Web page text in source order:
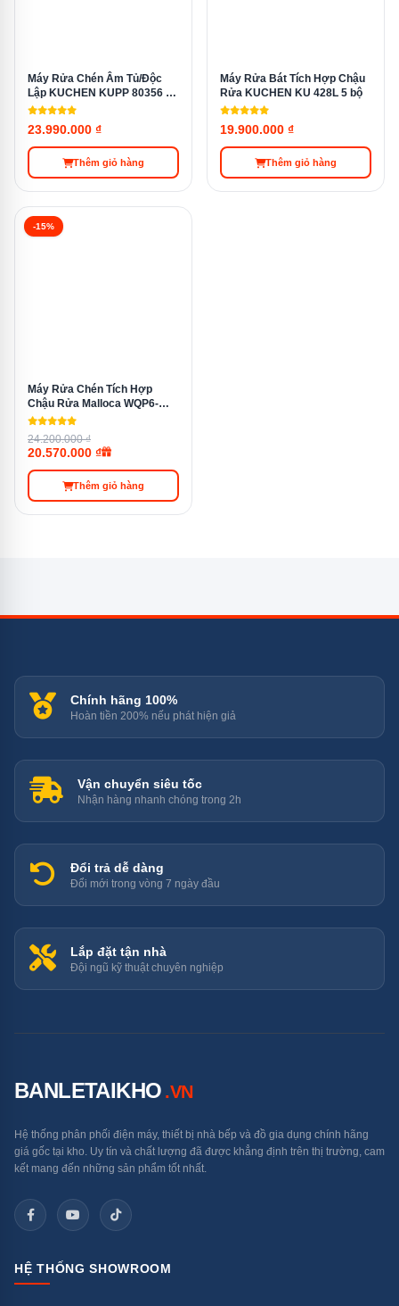
trong từng vật dụng.
Máy rửa bát tích hợp chậu rửa KUCHEN KU X6-3 6 bộ dùng
sóng siêu âm để diệt vi khuẩn
chạm vào sản phẩm. Ngoài ra, máy rửa bát tích hợp
chậu rửa KUCHEN KU X6-3 6 bộ còn trang bị bảng điều
Bên cạnh đó, hệ thống sẽ tự động ngắt nguồn nước khi
có nguy cơ rò rỉ để tránh tình trạng chập điện.
Máy rửa bát tích hợp chậu rửa KUCHEN KU X6-3 6 bộ tích
Mức tiêu thụ nhiên liệu thấp
Máy Rửa Chén Âm Tủ/Độc
Lập KUCHEN KUPP 80356 13
bộ
23.990.000 ₫
Thêm giỏ hàng
Máy Rửa Bát Tích Hợp Chậu
Rửa KUCHEN KU 428L 5 bộ
19.900.000 ₫
Thêm giỏ hàng
-15%
Máy Rửa Chén Tích Hợp
Chậu Rửa Malloca WQP6-
890F3
24.200.000 ₫
20.570.000 ₫
Thêm giỏ hàng
Chính hãng 100%
Hoàn tiền 200% nếu phát hiện giả
Vận chuyển siêu tốc
Nhận hàng nhanh chóng trong 2h
Đổi trả dễ dàng
Đổi mới trong vòng 7 ngày đầu
Lắp đặt tận nhà
Đội ngũ kỹ thuật chuyên nghiệp
BANLETAIKHO .VN
Hệ thống phân phối điện máy, thiết bị nhà bếp và đồ gia dụng chính hãng
giá gốc tại kho. Uy tín và chất lượng đã được khẳng định trên thị trường, cam
kết mang đến những sản phẩm tốt nhất.
HỆ THỐNG SHOWROOM